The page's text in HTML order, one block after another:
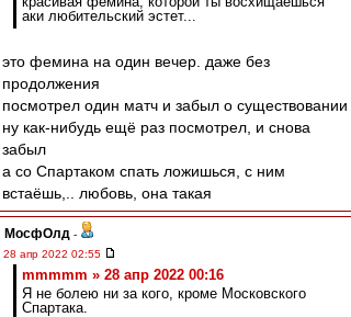
аки любительский эстет...
это фемина на один вечер. даже без
продолжения
посмотрел один матч и забыл о существовании
ну как-нибудь ещё раз посмотрел, и снова
забыл
а со Спартаком спать ложишься, с ним
встаёшь,.. любовь, она такая
МосфОлд -
28 апр 2022 02:55
mmmmm » 28 апр 2022 00:16
Я не болею ни за кого, кроме Московского
Спартака.